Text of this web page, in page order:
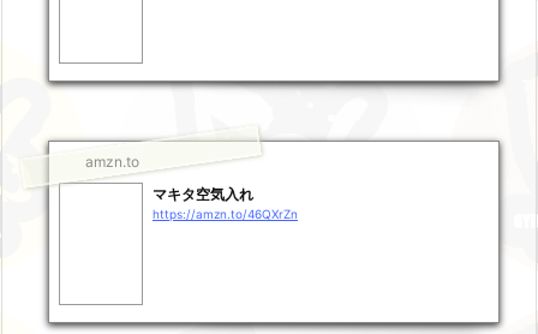
amzn.to
マキタ空気入れ
https://amzn.to/46QXrZn